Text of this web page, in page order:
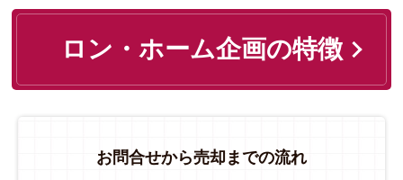
ロン・ホーム企画の特徴
お問合せから売却までの流れ